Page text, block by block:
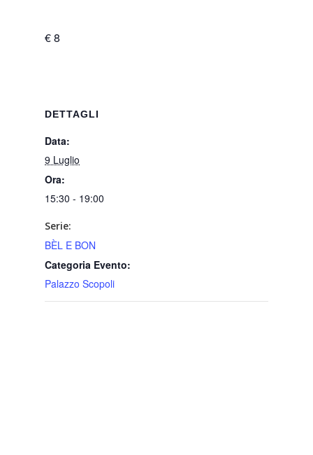
€ 8
DETTAGLI
Data:
9 Luglio
Ora:
15:30 - 19:00
Serie:
BÈL E BON
Categoria Evento:
Palazzo Scopoli